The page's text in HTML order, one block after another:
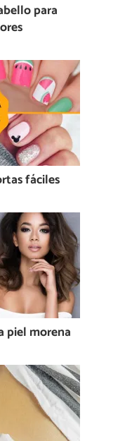
para
fáciles
piel morena